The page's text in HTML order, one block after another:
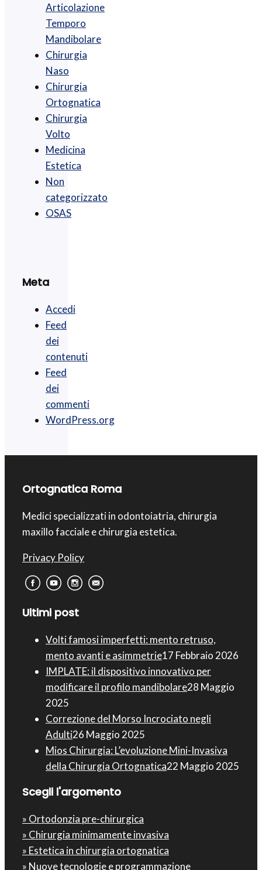
Articolazione
Temporo
Mandibolare
Chirurgia
Naso
Chirurgia
Ortognatica
Chirurgia
Volto
Medicina
Estetica
Non
categorizzato
OSAS
Meta
Accedi
Feed
dei
contenuti
Feed
dei
commenti
WordPress.org
Ortognatica Roma
Medici specializzati in odontoiatria, chirurgia
maxillo facciale e chirurgia estetica.
Privacy Policy
Ultimi post
Volti famosi imperfetti: mento retruso,
mento avanti e asimmetrie17 Febbraio 2026
IMPLATE: il dispositivo innovativo per
modificare il profilo mandibolare28 Maggio
2025
Correzione del Morso Incrociato negli
Adulti26 Maggio 2025
Mios Chirurgia : L’evoluzione Mini-Invasiva
della Chirurgia Ortognatica22 Maggio 2025
Scegli l'argomento
» Ortodonzia pre-chirurgica
» Chirurgia minimamente invasiva
» Estetica in chirurgia ortognatica
» Nuove tecnologie e programmazione